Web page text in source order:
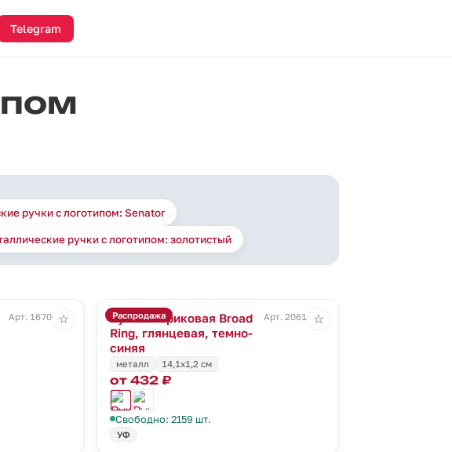
Telegram
ручки с логотипом: Senator
ручки с логотипом: золотистый
Арт. 16704.30
☆ Распродажа
Ручка шариковая Broad
Ring, глянцевая, темно-
синяя
Арт. 20614.40
металл 14,1x1,2 см
от 432 ₽
Свободно: 2159 шт.
УФ
☆